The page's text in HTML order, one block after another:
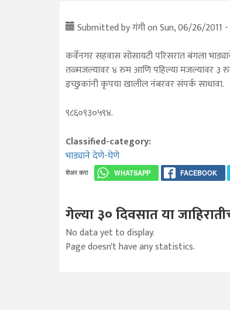
Submitted byगंगीon Sun, 06/26/2011
कर्वेनगर सहवास सोसायटी परिसरात बंगला
तळ्मजल्यावर ४ रुम आणि पहिल्या मजल्यावर ३
इच्छुकांनी कृपया खालील नंबरवर संपर्क साधावा.
९८६०९३०५९४.
Classified-category:
भाड्याने देणे-घेणे
शेअर करा WHATSAPP FACEBOOK
गेल्या ३० दिवसात या
No data yet to display.
Page doesn't have any statistics.